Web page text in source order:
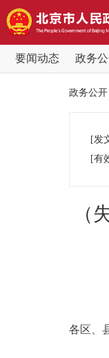
要闻动态 政务
政务公开
政务公开
[发
[有
（
各区、